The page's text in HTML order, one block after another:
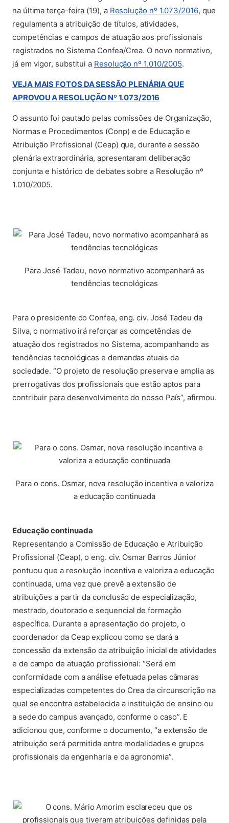
na última terça-feira (19), a Resolução nº 1.073/2016(abre
, que
regulamenta a atribuição de títulos, atividades,
competências e campos de atuação aos profissionais
registrados no Sistema Confea/Crea. O novo normativo,
já em vigor, substitui a Resolução nº 1.010/2005(abre em
.
VEJA MAIS FOTOS DA SESSÃO PLENÁRIA QUE
APROVOU A RESOLUÇÃO Nº 1.073/2016
O assunto foi pautado pelas comissões de Organização,
Normas e Procedimentos (Conp) e de Educação e
Atribuição Profissional (Ceap) que, durante a sessão
plenária extraordinária, apresentaram deliberação
conjunta e histórico de debates sobre a Resolução nº
1.010/2005.
Para José Tadeu, novo normativo acompanhará as
tendências tecnológicas
Para o presidente do Confea, eng. civ. José Tadeu da
Silva, o normativo irá reforçar as competências de
atuação dos registrados no Sistema, acompanhando as
tendências tecnológicas e demandas atuais da
sociedade. “O projeto de resolução preserva e amplia as
prerrogativas dos profissionais que estão aptos para
contribuir para desenvolvimento do nosso País”, afirmou.
Para o cons. Osmar, nova resolução incentiva e valoriza
a educação continuada
Educação continuada
Representando a Comissão de Educação e Atribuição
Profissional (Ceap), o eng. civ. Osmar Barros Júnior
pontuou que a resolução incentiva e valoriza a educação
continuada, uma vez que prevê a extensão de
atribuições a partir da conclusão de especialização,
mestrado, doutorado e sequencial de formação
específica. Durante a apresentação do projeto, o
coordenador da Ceap explicou como se dará a
concessão da extensão da atribuição inicial de atividades
e de campo de atuação profissional: “Será em
conformidade com a análise efetuada pelas câmaras
especializadas competentes do Crea da circunscrição na
qual se encontra estabelecida a instituição de ensino ou
a sede do campus avançado, conforme o caso”. E
adicionou que, conforme o documento, “a extensão de
atribuição será permitida entre modalidades e grupos
profissionais da engenharia e da agronomia”.